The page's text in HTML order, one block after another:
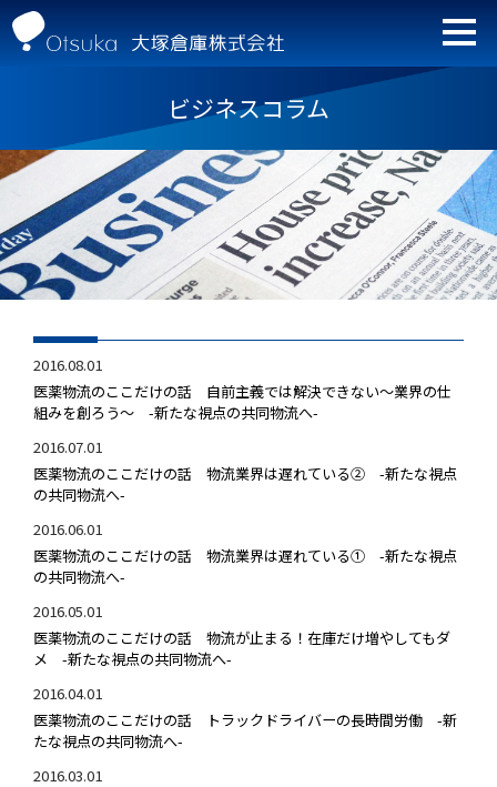
ビジネスコラム
2016.08.01
医薬物流のここだけの話 自前主義では解決できない～業界の仕
組みを創ろう～ -新たな視点の共同物流へ-
2016.07.01
医薬物流のここだけの話 物流業界は遅れている② -新たな視点
の共同物流へ-
2016.06.01
医薬物流のここだけの話 物流業界は遅れている① -新たな視点
の共同物流へ-
2016.05.01
医薬物流のここだけの話 物流が止まる！在庫だけ増やしてもダ
メ -新たな視点の共同物流へ-
2016.04.01
医薬物流のここだけの話 トラックドライバーの長時間労働 -新
たな視点の共同物流へ-
2016.03.01